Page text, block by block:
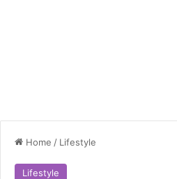
Home / Lifestyle
Lifestyle